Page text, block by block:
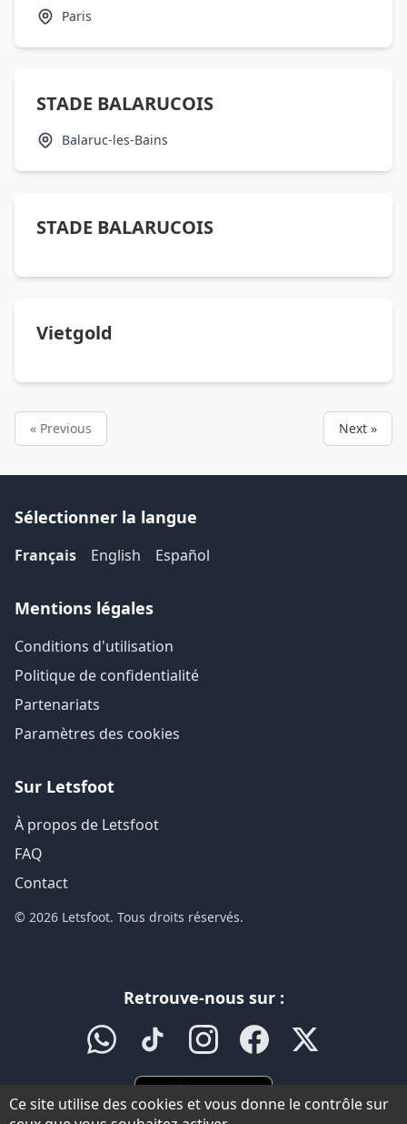
Paris
STADE BALARUCOIS
Balaruc-les-Bains
STADE BALARUCOIS
Vietgold
« Previous Next »
Sélectionner la langue
Français English Español
Mentions légales
Conditions d'utilisation
Politique de confidentialité
Partenariats
Paramètres des cookies
Sur Letsfoot
À propos de Letsfoot
FAQ
Contact
© 2026 Letsfoot. Tous droits réservés.
Retrouve-nous sur :
Ce site utilise des cookies et vous donne le contrôle sur